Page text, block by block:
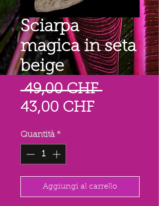
Sciarpa
magica in seta
beige
49,00 CHF Prezzo
43,00 CHFPrezzo
Quantità *
Aggiungi al carrello